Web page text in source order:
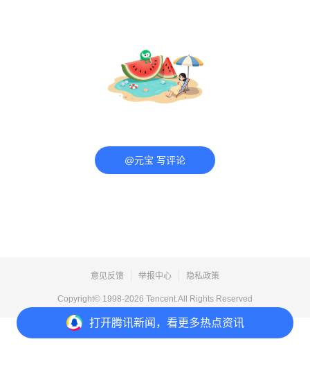
打开腾讯新闻，看更多热点资讯
@元宝 写评论
意见反馈 举报中心 隐私政策
Copyright© 1998-2026 Tencent.All Rights Reserved